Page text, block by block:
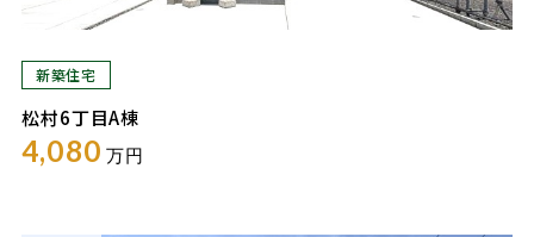
新築住宅
松村6丁目A棟
4,080 万円